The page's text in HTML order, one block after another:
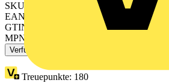
SKU: IMDMFLK1
EAN: 3606482077515
GTIN: 3606482077515
MPN: IMDMFLK1
Verfügbar: 1 Händler
Treuepunkte: 180